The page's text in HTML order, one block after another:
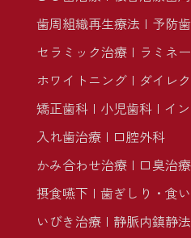
歯周組織再生療法
予防
セラミック治療
ラミネ
ホワイトニング
ダイレ
矯正歯科
小児歯科
イ
入れ歯治療
口腔外科
かみ合わせ治療
口臭治療
摂食嚥下
歯ぎしり・食
いびき治療
静脈内鎮静法